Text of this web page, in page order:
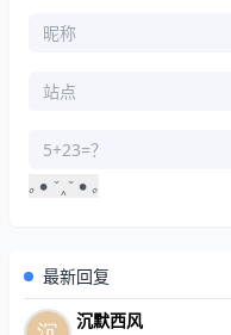
最新回复
沉默西风